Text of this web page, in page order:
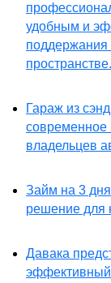
удобным и
поддержания
Гараж из
современное
владельцев
Займ на 3
решение для
Давака
эффективный